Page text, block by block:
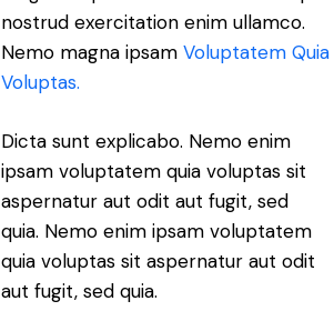
nostrud exercitation enim ullamco.
Nemo magna ipsam Voluptatem Quia
Voluptas.
Dicta sunt explicabo. Nemo enim
ipsam voluptatem quia voluptas sit
aspernatur aut odit aut fugit, sed
quia. Nemo enim ipsam voluptatem
quia voluptas sit aspernatur aut odit
aut fugit, sed quia.